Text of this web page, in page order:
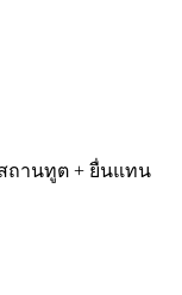
ถานทูต + ยื่นแทน